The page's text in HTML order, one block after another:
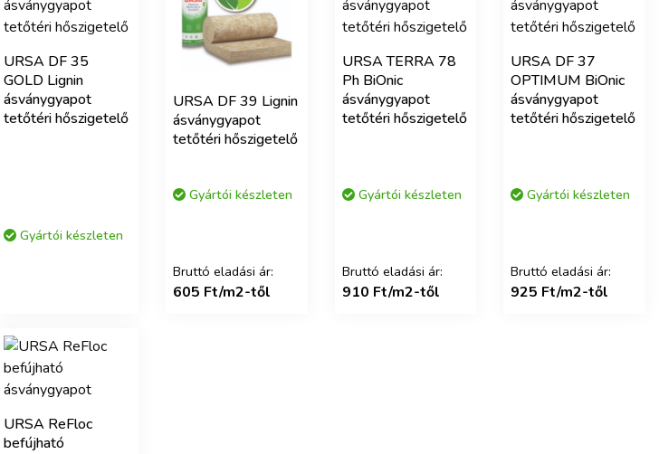
URSA DF 35
GOLD Lignin
ásványgyapot
tetőtéri hőszigetelő
Gyártói készleten
URSA DF 39 Lignin
ásványgyapot
tetőtéri hőszigetelő
Gyártói készleten
Bruttó eladási ár:
605 Ft/m2-től
URSA TERRA 78
Ph BiOnic
ásványgyapot
tetőtéri hőszigetelő
Gyártói készleten
Bruttó eladási ár:
910 Ft/m2-től
URSA DF 37
OPTIMUM BiOnic
ásványgyapot
tetőtéri hőszigetelő
Gyártói készleten
Bruttó eladási ár:
925 Ft/m2-től
URSA ReFloc
befújható